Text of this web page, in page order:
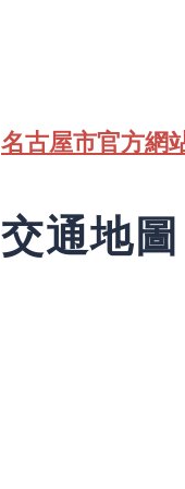
名古屋市官方網
交通地圖